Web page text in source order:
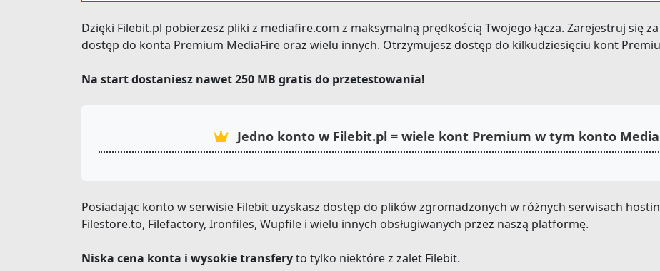
Dzięki Filebit.pl pobierzesz pliki z mediafire.com z maksymalną prędkością Twojego łącza. Zarejestruj się
dostęp do konta Premium MediaFire oraz wielu innych. Otrzymujesz dostęp do kilkudziesięciu kont
Na start dostaniesz nawet 250 MB gratis do przetestowania!
Jedno konto w Filebit.pl = wiele kont Premium w tym konto
Posiadając konto w serwisie Filebit uzyskasz dostęp do plików zgromadzonych w różnych serwisach
Filestore.to, Filefactory, Ironfiles, Wupfile i wielu innych obsługiwanych przez naszą platformę.
Niska cena konta i wysokie transferyto tylko niektóre z zalet Filebit.